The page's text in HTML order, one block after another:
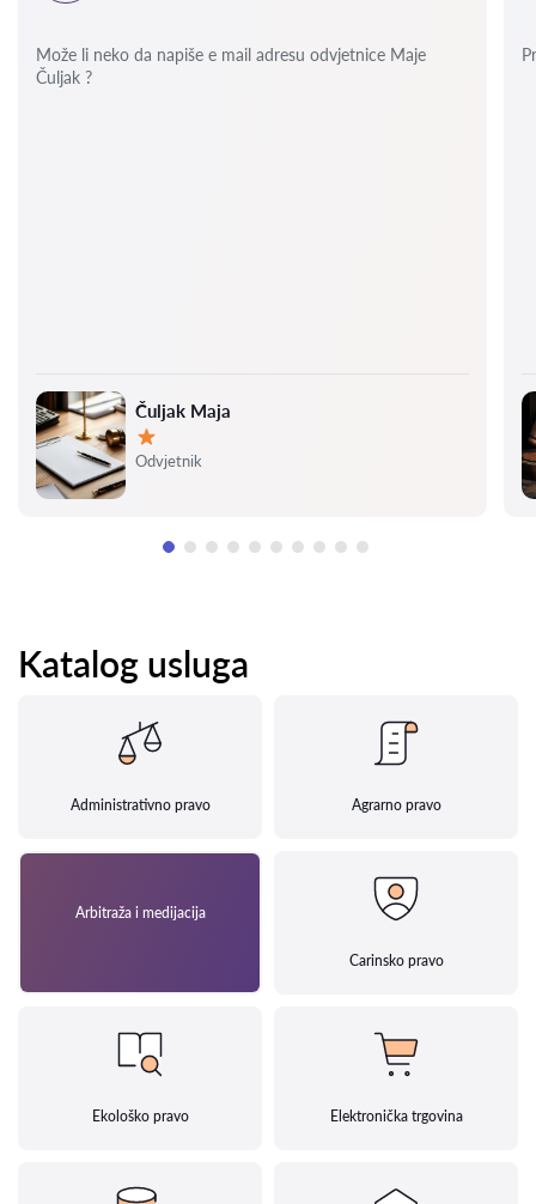
Čuljak Maja
Ocjena:
Odvjetnik
Može li neko da napiše e mail adresu odvjetnice Maje
Čuljak ?
Katalog usluga
Administrativno pravo Agrarno pravo
Arbitraža i medijacija
Carinsko pravo
Ekološko pravo Elektronička trgovina